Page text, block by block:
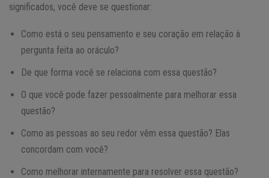
significados, você deve se questionar:
Como está o seu pensamento e seu coração em relação à
pergunta feita ao oráculo?
De que forma você se relaciona com essa questão?
O que você pode fazer pessoalmente para melhorar essa
questão?
Como as pessoas ao seu redor vêm essa questão? Elas
concordam com você?
Como melhorar internamente para resolver essa questão?